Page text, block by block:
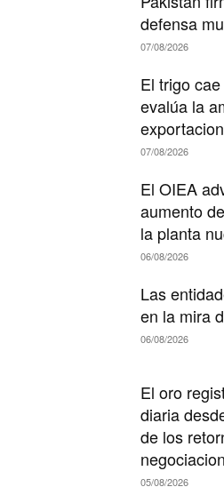
defensa
07/08/2026
El trigo
evalúa la
07/08/2026
El OIEA
aumento
la planta
06/08/2026
Las
en la mira
06/08/2026
El oro
diaria
de los
05/08/2026